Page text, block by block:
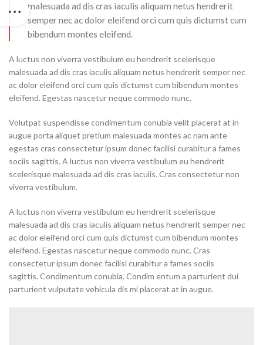
malesuada ad dis cras iaculis aliquam netus hendrerit
semper nec ac dolor eleifend orci cum quis dictumst cum
bibendum montes eleifend.
A luctus non viverra vestibulum eu hendrerit scelerisque
malesuada ad dis cras iaculis aliquam netus hendrerit semper nec
ac dolor eleifend orci cum quis dictumst cum bibendum montes
eleifend. Egestas nascetur neque commodo nunc.
Volutpat suspendisse condimentum conubia velit placerat at in
augue porta aliquet pretium malesuada montes ac nam ante
egestas cras consectetur ipsum donec facilisi curabitur a fames
sociis sagittis. A luctus non viverra vestibulum eu hendrerit
scelerisque malesuada ad dis cras iaculis. Cras consectetur non
viverra vestibulum.
A luctus non viverra vestibulum eu hendrerit scelerisque
malesuada ad dis cras iaculis aliquam netus hendrerit semper nec
ac dolor eleifend orci cum quis dictumst cum bibendum montes
eleifend. Egestas nascetur neque commodo nunc. Cras
consectetur ipsum donec facilisi curabitur a fames sociis
sagittis. Condimentum conubia. Condim entum a parturient dui
parturient vulputate vehicula dis mi placerat at in augue.